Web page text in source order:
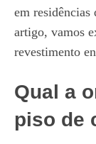
em
artigo, vamos
revestimento
Qual a
piso de